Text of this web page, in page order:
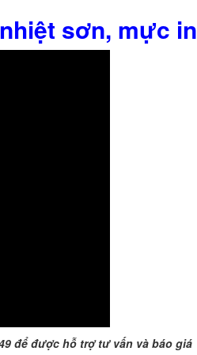
sơn, mực in
để được hỗ trợ tư vấn và báo giá